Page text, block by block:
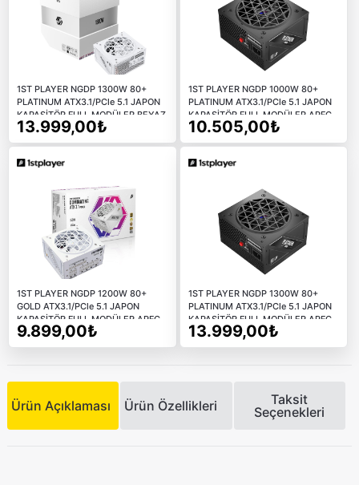
1ST PLAYER NGDP 1300W 80+
PLATINUM ATX3.1/PCle 5.1 JAPON
KAPASİTÖR FULL MODÜLER BEYAZ
APFC 10 YIL GARANTİLİ
13.999,00₺
1ST PLAYER NGDP 1000W 80+
PLATINUM ATX3.1/PCle 5.1 JAPON
KAPASİTÖR FULL MODÜLER APFC
10 YIL GARANTİLİ SİYAH GÜÇ
KAYNAĞI
10.505,00₺
1ST PLAYER NGDP 1200W 80+
GOLD ATX3.1/PCle 5.1 JAPON
KAPASİTÖR FULL MODÜLER APFC
10 YIL GARANTİLİ BE
9.899,00₺
1ST PLAYER NGDP 1300W 80+
PLATINUM ATX3.1/PCle 5.1 JAPON
KAPASİTÖR FULL MODÜLER APFC
10 YIL GARANTİLİ SİYAH GÜÇ
KAYNAĞI
13.999,00₺
Ürün Açıklaması Ürün Özellikleri
Taksit
Seçenekleri